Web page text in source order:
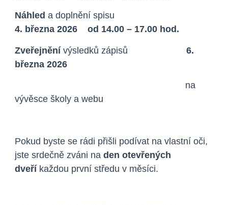
Náhled a doplnění spisu
4. března 2026 od 14.00 – 17.00 hod.
Zveřejněnívýsledků zápisů6.
března 2026
na
vývěsce školy a webu
Pokud byste se rádi přišli podívat na vlastní oči,
jste srdečně zváni naden otevřených
dveříkaždou první středu v měsíci.